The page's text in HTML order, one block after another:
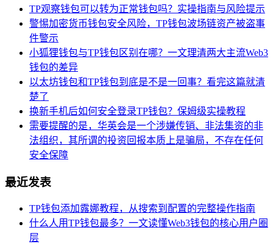
TP观察钱包可以转为正常钱包吗？实操指南与风险提示
警惕加密货币钱包安全风险，TP钱包波场链资产被盗事
件警示
小狐狸钱包与TP钱包区别在哪？一文理清两大主流Web3
钱包的差异
以太坊钱包和TP钱包到底是不是一回事？看完这篇就清
楚了
换新手机后如何安全登录TP钱包？保姆级实操教程
需要提醒的是，华英会是一个涉嫌传销、非法集资的非
法组织，其所谓的投资回报本质上是骗局，不存在任何
安全保障
最近发表
TP钱包添加露娜教程，从搜索到配置的完整操作指南
什么人用TP钱包最多？一文读懂Web3钱包的核心用户圈
层